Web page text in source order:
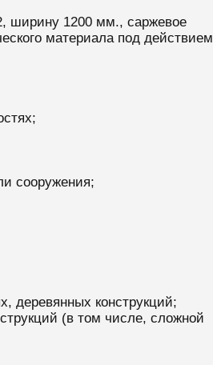
ширину 1200 мм., саржевое
материала под действием
сооружения;
деревянных конструкций;
(в том числе, сложной